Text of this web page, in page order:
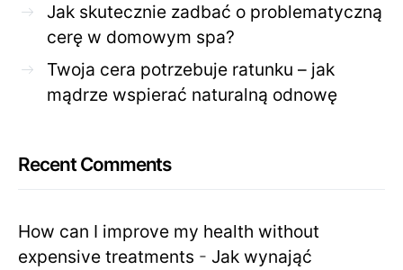
Jak skutecznie zadbać o problematyczną
cerę w domowym spa?
Twoja cera potrzebuje ratunku – jak
mądrze wspierać naturalną odnowę
Recent Comments
How can I improve my health without
expensive treatments - Jak wynająć